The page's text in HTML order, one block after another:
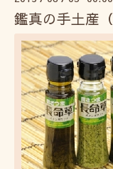
鑑真の手土産（